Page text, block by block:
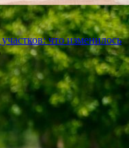
что изменилось